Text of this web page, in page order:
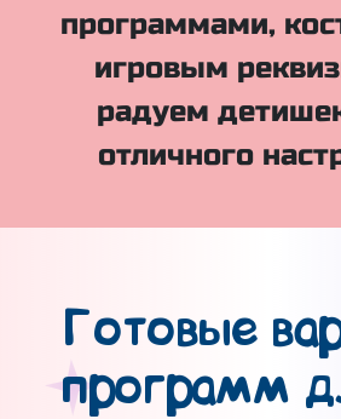
программами,
игровым
радуем
отличного
Готовые
программ